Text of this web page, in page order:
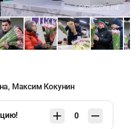
, Максим Кокунин
0